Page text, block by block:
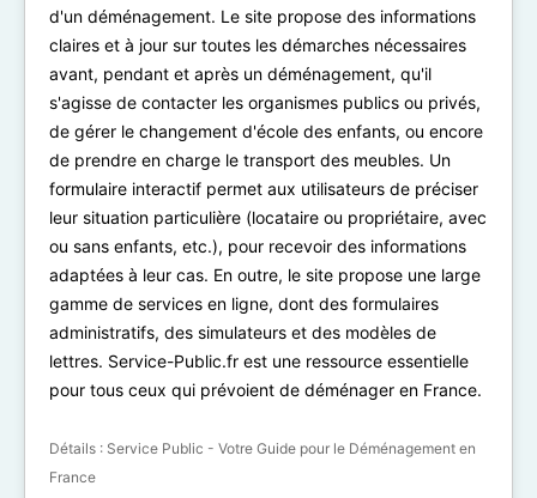
d'un déménagement. Le site propose des informations
claires et à jour sur toutes les démarches nécessaires
avant, pendant et après un déménagement, qu'il
s'agisse de contacter les organismes publics ou privés,
de gérer le changement d'école des enfants, ou encore
de prendre en charge le transport des meubles. Un
formulaire interactif permet aux utilisateurs de préciser
leur situation particulière (locataire ou propriétaire, avec
ou sans enfants, etc.), pour recevoir des informations
adaptées à leur cas. En outre, le site propose une large
gamme de services en ligne, dont des formulaires
administratifs, des simulateurs et des modèles de
lettres. Service-Public.fr est une ressource essentielle
pour tous ceux qui prévoient de déménager en France.
Détails : Service Public - Votre Guide pour le Déménagement en
France